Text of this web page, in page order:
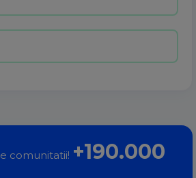
comunitatii! +190.000